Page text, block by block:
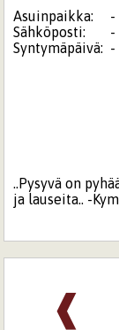
Asuinpaikka:
-
Sähköposti:
-
Syntymäpäivä: -
..Pysyvä on
ja lauseita.. -
❰